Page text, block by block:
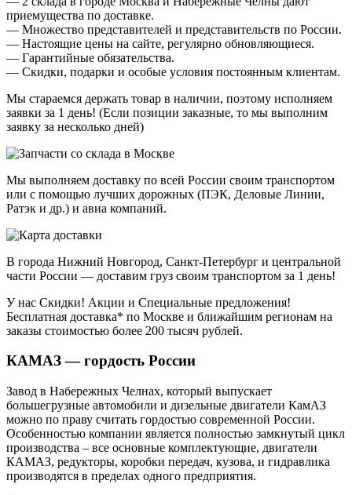
приемущества по доставке.
— Множество представителей и представительств по России.
— Настоящие цены на сайте, регулярно обновляющиеся.
— Гарантийные обязательства.
— Скидки, подарки и особые условия постоянным клиентам.
Мы стараемся держать товар в наличии, поэтому исполняем
заявки за 1 день! (Если позиции заказные, то мы выполним
заявку за несколько дней)
Мы выполняем доставку по всей России своим транспортом
или с помощью лучших дорожных (ПЭК, Деловые Линии,
Ратэк и др.) и авиа компаний.
В города Нижний Новгород, Санкт-Петербург и центральной
части России — доставим груз своим транспортом за 1 день!
У нас Скидки! Акции и Специальные предложения!
Бесплатная доставка* по Москве и ближайшим регионам на
заказы стоимостью более 200 тысяч рублей.
КАМАЗ — гордость России
Завод в Набережных Челнах, который выпускает
большегрузные автомобили и дизельные двигатели КамАЗ
можно по праву считать гордостью современной России.
Особенностью компании является полностью замкнутый цикл
производства – все основные комплектующие, двигатели
КАМАЗ, редукторы, коробки передач, кузова, и гидравлика
производятся в пределах одного предприятия.